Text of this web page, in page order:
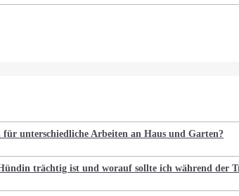
für unterschiedliche Arbeiten an Haus und Garten?
trächtig ist und worauf sollte ich während der